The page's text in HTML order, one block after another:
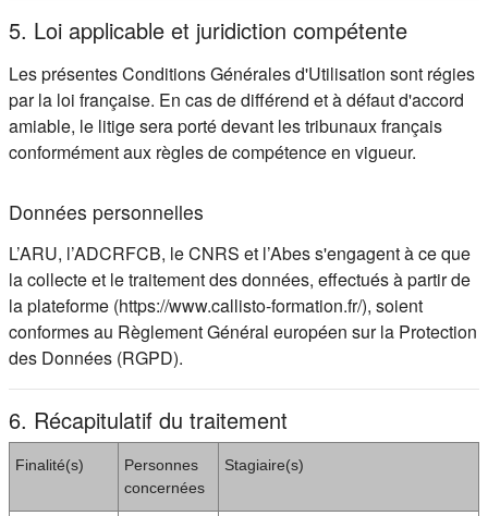
5. Loi applicable et juridiction compétente
Les présentes Conditions Générales d'Utilisation sont régies
par la loi française. En cas de différend et à défaut d'accord
amiable, le litige sera porté devant les tribunaux français
conformément aux règles de compétence en vigueur.
Données personnelles
L’ARU, l’ADCRFCB, le CNRS et l’Abes s'engagent à ce que
la collecte et le traitement des données, effectués à partir de
la plateforme (https://www.callisto-formation.fr/), soient
conformes au Règlement Général européen sur la Protection
des Données (RGPD).
6. Récapitulatif du traitement
Finalité(s)
Personnes
concernées
Stagiaire(s)